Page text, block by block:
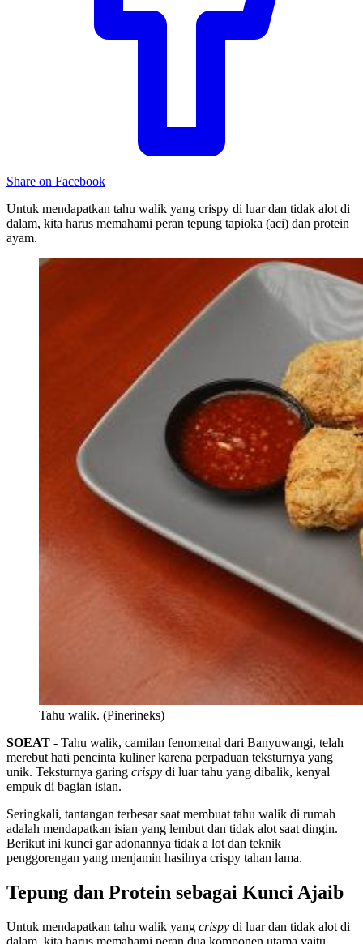
Share on Facebook
Untuk mendapatkan tahu walik yang crispy di luar dan tidak alot di
dalam, kita harus memahami peran tepung tapioka (aci) dan protein
ayam.
Tahu walik. (Pinerineks)
SOEAT - Tahu walik, camilan fenomenal dari Banyuwangi, telah
merebut hati pencinta kuliner karena perpaduan teksturnya yang
unik. Teksturnya garing crispy di luar tahu yang dibalik, kenyal
empuk di bagian isian.
Seringkali, tantangan terbesar saat membuat tahu walik di rumah
adalah mendapatkan isian yang lembut dan tidak alot saat dingin.
Berikut ini kunci gar adonannya tidak a lot dan teknik
penggorengan yang menjamin hasilnya crispy tahan lama.
Tepung dan Protein sebagai Kunci Ajaib
Untuk mendapatkan tahu walik yang crispy di luar dan tidak alot di
dalam, kita harus memahami peran dua komponen utama yaitu